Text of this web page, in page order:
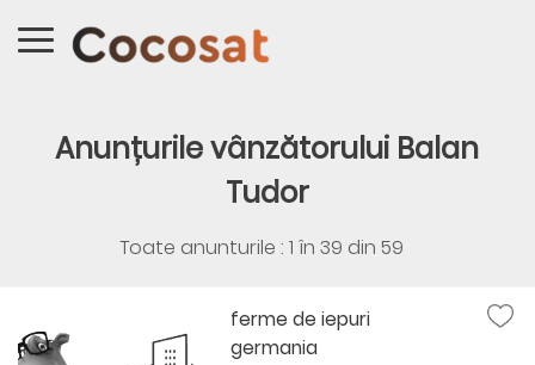
Anunțurile vânzătorului Balan
Tudor
Toate anunturile : 1 în 39 din 59
ferme de iepuri
germania